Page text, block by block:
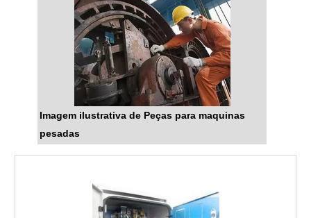
Imagem ilustrativa de Peças para maquinas
pesadas